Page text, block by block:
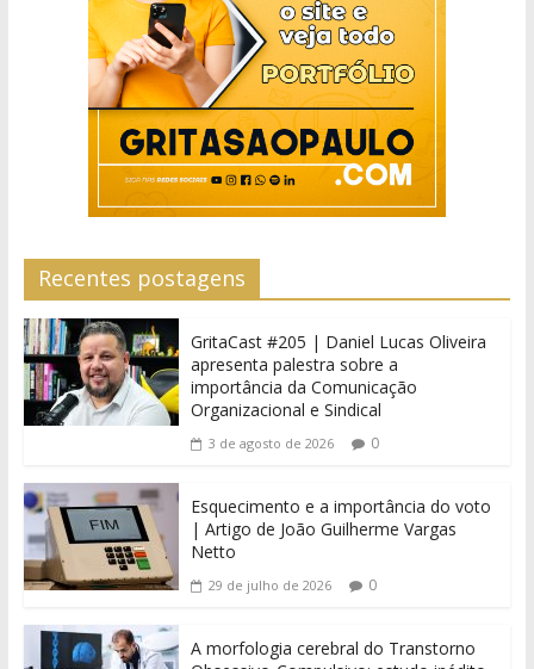
Recentes postagens
GritaCast #205 | Daniel Lucas Oliveira
apresenta palestra sobre a
importância da Comunicação
Organizacional e Sindical
3 de agosto de 2026 0
Esquecimento e a importância do voto
| Artigo de João Guilherme Vargas
Netto
29 de julho de 2026 0
A morfologia cerebral do Transtorno